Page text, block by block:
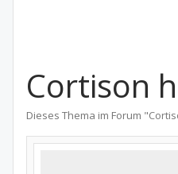
Cortison
Dieses Thema im Forum "